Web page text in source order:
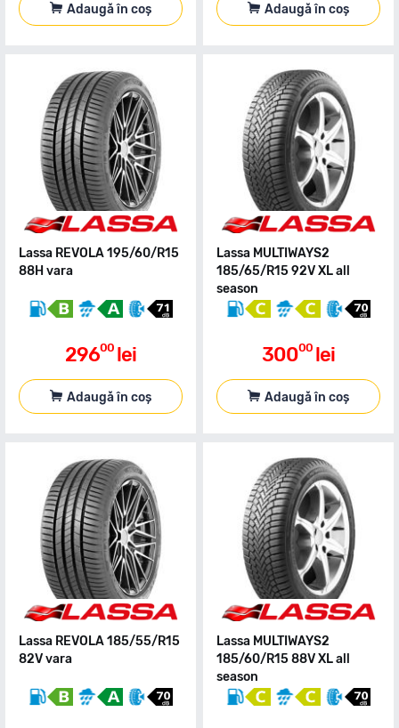
Adaugă în coș Adaugă în coș
Lassa REVOLA 195/60/R15
88H vara
29600 lei
Adaugă în coș
Lassa MULTIWAYS2
185/65/R15 92V XL all
season
30000 lei
Adaugă în coș
Lassa REVOLA 185/55/R15
82V vara
Lassa MULTIWAYS2
185/60/R15 88V XL all
season